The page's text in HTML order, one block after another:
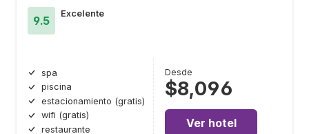
9.5
Excelente
spa
piscina
estacionamiento (gratis)
wifi (gratis)
restaurante
Desde
$8,096
Ver hotel